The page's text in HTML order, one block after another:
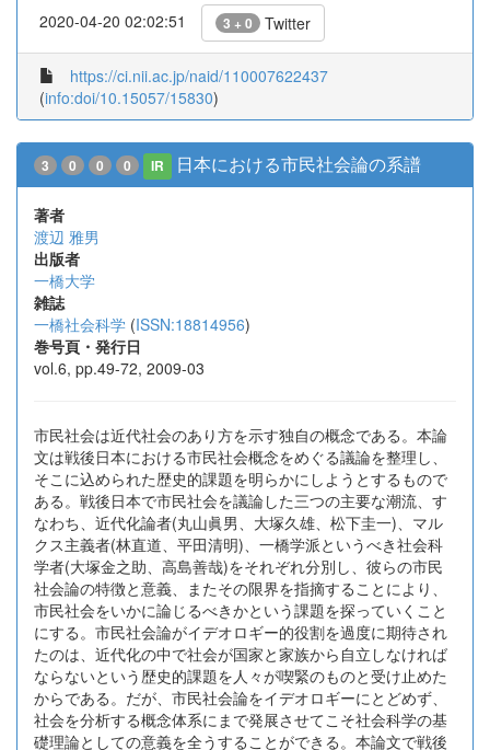
2020-04-20 02:02:51 3 + 0 Twitter
https://ci.nii.ac.jp/naid/110007622437
(info:doi/10.15057/15830)
3 0 0 0 IR 日本における市民社会論の系譜
著者
渡辺 雅男
出版者
一橋大学
雑誌
一橋社会科学 (ISSN:18814956)
巻号頁・発行日
vol.6, pp.49-72, 2009-03
市民社会は近代社会のあり方を示す独自の概念である。本論
文は戦後日本における市民社会概念をめぐる議論を整理し、
そこに込められた歴史的課題を明らかにしようとするもので
ある。戦後日本で市民社会を議論した三つの主要な潮流、す
なわち、近代化論者(丸山眞男、大塚久雄、松下圭一)、マル
クス主義者(林直道、平田清明)、一橋学派というべき社会科
学者(大塚金之助、高島善哉)をそれぞれ分別し、彼らの市民
社会論の特徴と意義、またその限界を指摘することにより、
市民社会をいかに論じるべきかという課題を探っていくこと
にする。市民社会論がイデオロギー的役割を過度に期待され
たのは、近代化の中で社会が国家と家族から自立しなければ
ならないという歴史的課題を人々が喫緊のものと受け止めた
からである。だが、市民社会論をイデオロギーにとどめず、
社会を分析する概念体系にまで発展させてこそ社会科学の基
礎理論としての意義を全うすることができる。本論文で戦後